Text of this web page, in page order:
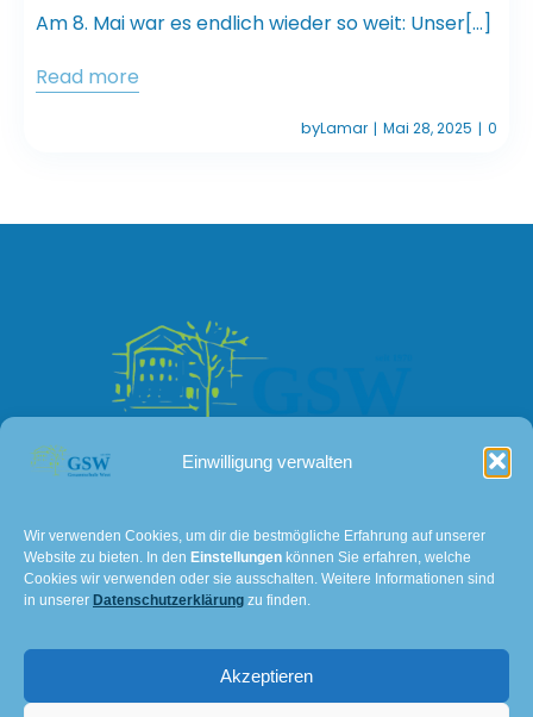
Einwilligung verwalten
Wir verwenden Cookies, um dir die bestmögliche Erfahrung auf unserer
Website zu bieten. In den Einstellungen können Sie erfahren, welche
Cookies wir verwenden oder sie ausschalten. Weitere Informationen sind
in unserer Datenschutzerklärung zu finden.
Akzeptieren
Am 8. Mai war es endlich wieder so weit: Unser[…]
Read more
byLamar | Mai 28, 2025 | 0
Kontakt
Lissaer Straße 7
28237 Bremen
Tel: 0421 – 36114611
501@schulverwaltung.bremen.de